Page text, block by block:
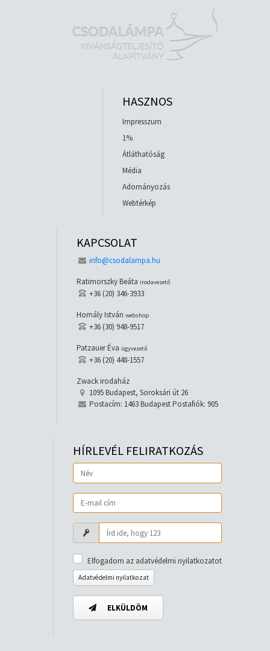
HASZNOS
Impresszum
1%
Átláthatóság
Média
Adományozás
Webtérkép
KAPCSOLAT
info@csodalampa.hu
Ratimorszky Beáta irodavezető
+36 (20) 346-3933
Homály István webshop
+36 (30) 948-9517
Patzauer Éva ügyvezető
+36 (20) 448-1557
Zwack irodaház
1095 Budapest, Soroksári út 26
Postacím: 1463 Budapest Postafiók: 905
HÍRLEVÉL FELIRATKOZÁS
Elfogadom az adatvédelmi nyilatkozatot
Adatvédelmi nyilatkozat
ELKÜLDÖM